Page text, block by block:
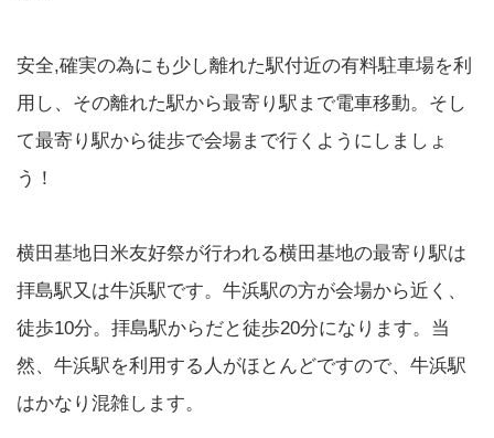
安全,確実の為にも少し離れた駅付近の有料駐車場を利
用し、その離れた駅から最寄り駅まで電車移動。そし
て最寄り駅から徒歩で会場まで行くようにしましょ
う！
横田基地日米友好祭が行われる横田基地の最寄り駅は
拝島駅又は牛浜駅です。牛浜駅の方が会場から近く、
徒歩10分。拝島駅からだと徒歩20分になります。当
然、牛浜駅を利用する人がほとんどですので、牛浜駅
はかなり混雑します。